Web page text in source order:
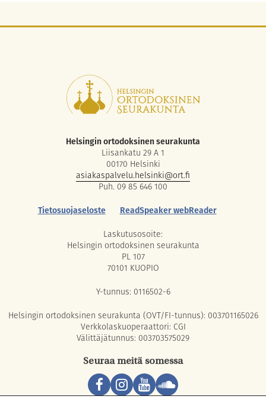
Helsingin ortodoksinen seurakunta
Liisankatu 29 A 1
00170 Helsinki
asiakaspalvelu.helsinki@ort.fi
Puh. 09 85 646 100
Tietosuojaseloste
ReadSpeaker webReader
Laskutusosoite:
Helsingin ortodoksinen seurakunta
PL 107
70101 KUOPIO
Y-tunnus: 0116502-6
Helsingin ortodoksinen seurakunta (OVT/FI-tunnus): 003701165026
Verkkolaskuoperaattori: CGI
Välittäjätunnus: 003703575029
Seuraa meitä somessa